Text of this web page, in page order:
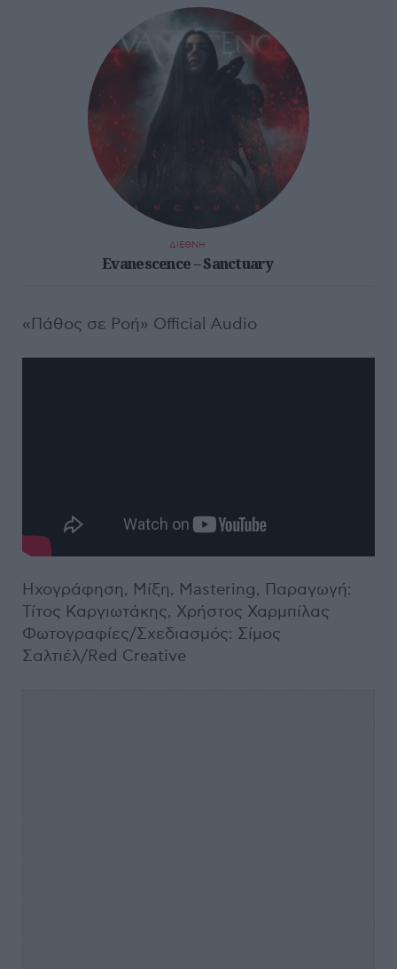
ΔΙΕΘΝΗ
Evanescence – Sanctuary
«Πάθος σε Ροή» Official Audio
Ηχογράφηση, Μίξη, Mastering, Παραγωγή:
Τίτος Καργιωτάκης, Χρήστος Χαρμπίλας
Φωτογραφίες/Σχεδιασμός: Σίμος
Σαλτιέλ/Red Creative